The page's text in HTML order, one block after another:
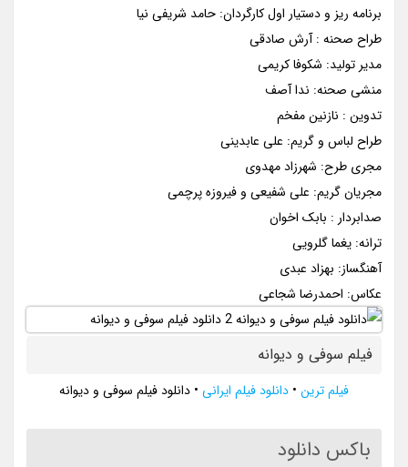
برنامه ریز و دستیار اول کارگردان: حامد شریفی نیا
طراح صحنه : آرش صادقی
مدیر تولید: شکوفا کریمی
منشی صحنه: ندا آصف
تدوین : نازنین مفخم
طراح لباس و گریم: علی عابدینی
مجری طرح: شهرزاد مهدوی
مجریان گریم: علی شفیعی و فیروزه پرچمی
صدابردار : بابک اخوان
ترانه: یغما گلرویی
آهنگساز: بهزاد عبدی
عکاس: احمدرضا شجاعی
فیلم سوفی و دیوانه
فیلم ترین • دانلود فیلم ایرانی • دانلود فیلم سوفی و دیوانه
باکس دانلود